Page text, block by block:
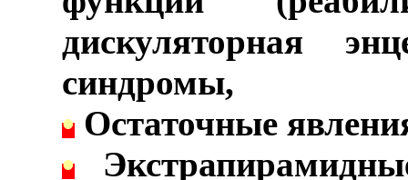
дискуляторная
синдромы,
• Остаточные
•